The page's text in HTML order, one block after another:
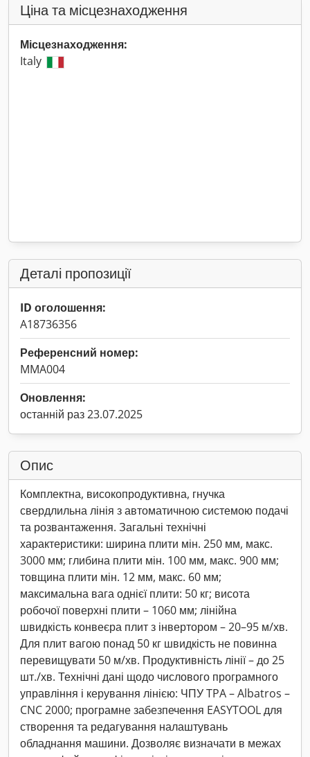
Ціна та місцезнаходження
Місцезнаходження:
Italy
Деталі пропозиції
ID оголошення:
A18736356
Референсний номер:
MMA004
Оновлення:
останній раз 23.07.2025
Опис
Комплектна, високопродуктивна, гнучка
свердлильна лінія з автоматичною системою подачі
та розвантаження. Загальні технічні
характеристики: ширина плити мін. 250 мм, макс.
3000 мм; глибина плити мін. 100 мм, макс. 900 мм;
товщина плити мін. 12 мм, макс. 60 мм;
максимальна вага однієї плити: 50 кг; висота
робочої поверхні плити – 1060 мм; лінійна
швидкість конвеєра плит з інвертором – 20–95 м/хв.
Для плит вагою понад 50 кг швидкість не повинна
перевищувати 50 м/хв. Продуктивність лінії – до 25
шт./хв. Технічні дані щодо числового програмного
управління і керування лінією: ЧПУ TPA – Albatros –
CNC 2000; програмне забезпечення EASYTOOL для
створення та редагування налаштувань
обладнання машини. Дозволяє визначати в межах